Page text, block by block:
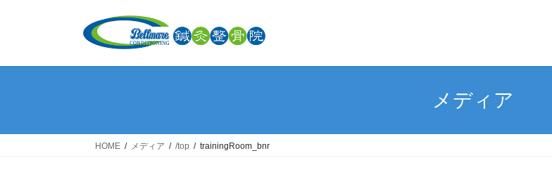
メディア
HOME メディア /top trainingRoom_bnr